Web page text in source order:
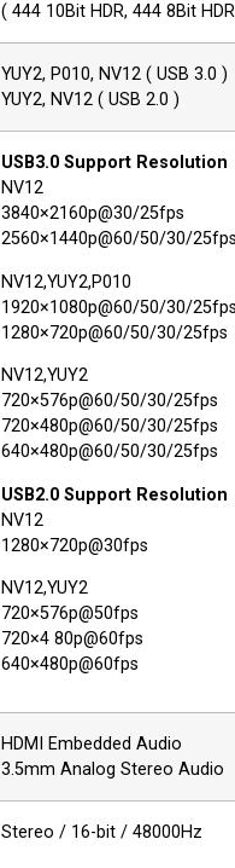
( 444 10Bit HDR, 444 8Bit
YUY2, P010, NV12 ( USB 3.0 )
YUY2, NV12 ( USB 2.0 )
USB3.0 Support Resolution
NV12
3840×2160p@30/25fps
2560×1440p@60/50/30/25fps
NV12,YUY2,P010
1920×1080p@60/50/30/25fps
1280×720p@60/50/30/25fps
NV12,YUY2
720×576p@60/50/30/25fps
720×480p@60/50/30/25fps
640×480p@60/50/30/25fps
USB2.0 Support Resolution
NV12
1280×720p@30fps
NV12,YUY2
720×576p@50fps
720×4 80p@60fps
640×480p@60fps
HDMI Embedded Audio
3.5mm Analog Stereo Audio
Stereo / 16-bit / 48000Hz